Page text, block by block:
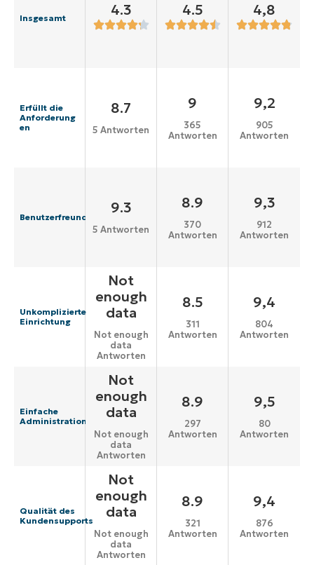
Insgesamt 4.3 4.5 4,8
Erfüllt die
Anforderung
en
8.7
5 Antworten
9
365
Antworten
9,2
905
Antworten
Benutzerfreundlichkeit
9.3
5 Antworten
8.9
370
Antworten
9,3
912
Antworten
Unkomplizierte
Einrichtung
Not
enough
data
Not enough
data
Antworten
8.5
311
Antworten
9,4
804
Antworten
Einfache
Administration
Not
enough
data
Not enough
data
Antworten
8.9
297
Antworten
9,5
80
Antworten
Qualität des
Kundensupports
Not
enough
data
Not enough
data
Antworten
8.9
321
Antworten
9,4
876
Antworten